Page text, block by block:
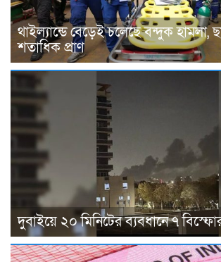
থাইল্যান্ডে বেড়েই চলেছে বন্দুক হামলা,
শতাধিক প্রাণ
দুবাইয়ে ২০ মিনিটের ব্যবধানে ৭